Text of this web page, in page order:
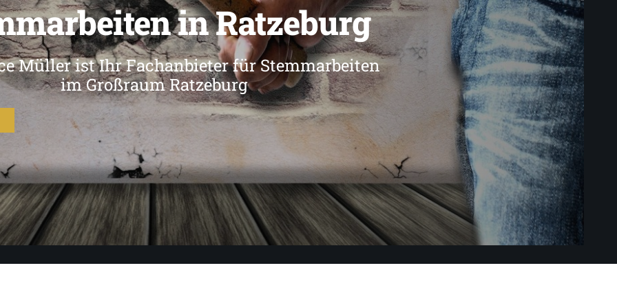
in Ratzeburg
Müller ist Ihr Fachanbieter für Stemmarbeiten
im Großraum Ratzeburg